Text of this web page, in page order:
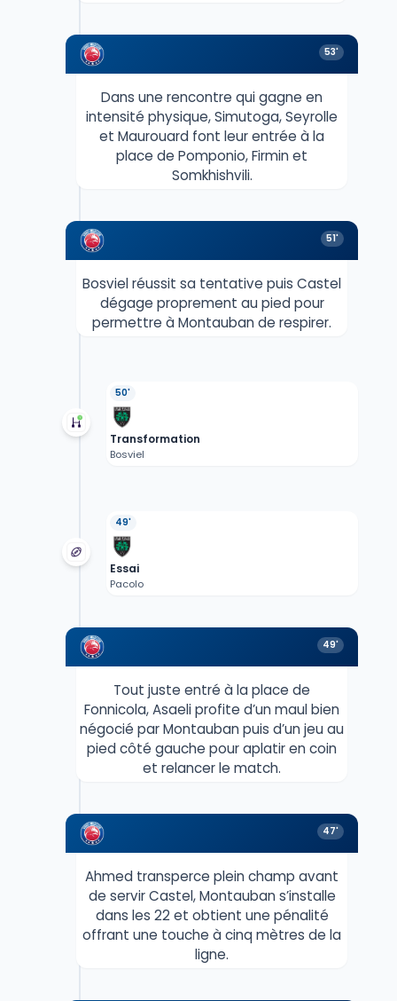
53'
Dans une rencontre qui gagne en
intensité physique, Simutoga, Seyrolle
et Maurouard font leur entrée à la
place de Pomponio, Firmin et
Somkhishvili.
51'
Bosviel réussit sa tentative puis Castel
dégage proprement au pied pour
permettre à Montauban de respirer.
50'
Transformation
Bosviel
49'
Essai
Pacolo
49'
Tout juste entré à la place de
Fonnicola, Asaeli profite d’un maul bien
négocié par Montauban puis d’un jeu au
pied côté gauche pour aplatir en coin
et relancer le match.
47'
Ahmed transperce plein champ avant
de servir Castel, Montauban s’installe
dans les 22 et obtient une pénalité
offrant une touche à cinq mètres de la
ligne.